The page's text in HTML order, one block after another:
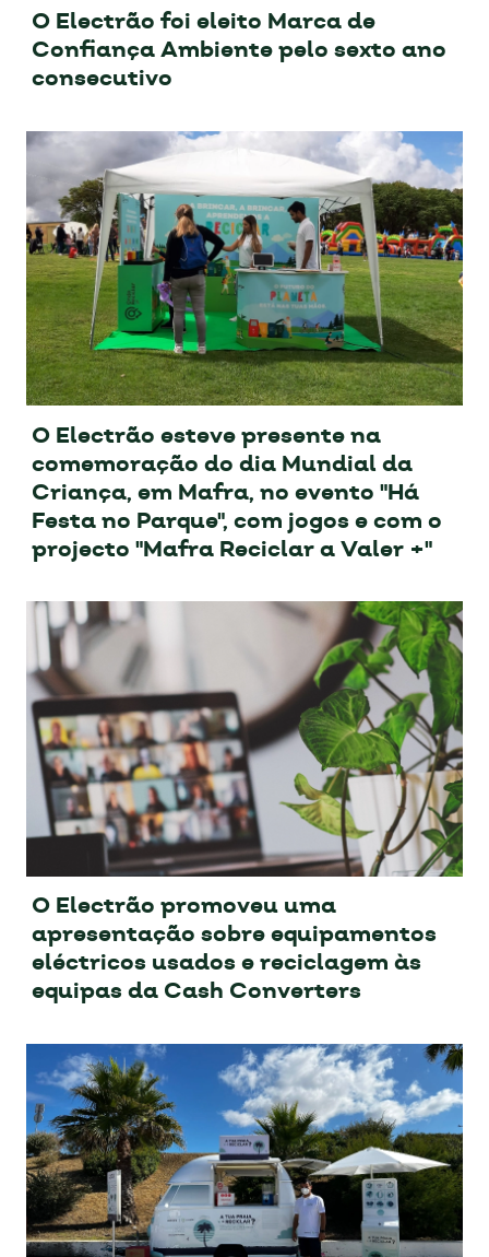
O Electrão foi eleito Marca de
Confiança Ambiente pelo sexto ano
consecutivo
O Electrão esteve presente na
comemoração do dia Mundial da
Criança, em Mafra, no evento "Há
Festa no Parque", com jogos e com o
projecto "Mafra Reciclar a Valer +"
O Electrão promoveu uma
apresentação sobre equipamentos
eléctricos usados e reciclagem às
equipas da Cash Converters